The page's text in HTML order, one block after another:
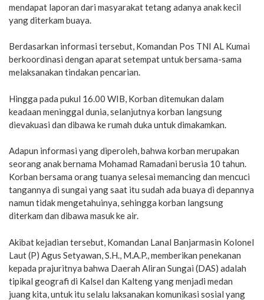
mendapat laporan dari masyarakat tetang adanya anak kecil
yang diterkam buaya.
Berdasarkan informasi tersebut, Komandan Pos TNI AL Kumai
berkoordinasi dengan aparat setempat untuk bersama-sama
melaksanakan tindakan pencarian.
Hingga pada pukul 16.00 WIB, Korban ditemukan dalam
keadaan meninggal dunia, selanjutnya korban langsung
dievakuasi dan dibawa ke rumah duka untuk dimakamkan.
Adapun informasi yang diperoleh, bahwa korban merupakan
seorang anak bernama Mohamad Ramadani berusia 10 tahun.
Korban bersama orang tuanya selesai memancing dan mencuci
tangannya di sungai yang saat itu sudah ada buaya di depannya
namun tidak mengetahuinya, sehingga korban langsung
diterkam dan dibawa masuk ke air.
Akibat kejadian tersebut, Komandan Lanal Banjarmasin Kolonel
Laut (P) Agus Setyawan, S.H., M.A.P., memberikan penekanan
kepada prajuritnya bahwa Daerah Aliran Sungai (DAS) adalah
tipikal geografi di Kalsel dan Kalteng yang menjadi medan
juang kita, untuk itu selalu laksanakan komunikasi sosial yang